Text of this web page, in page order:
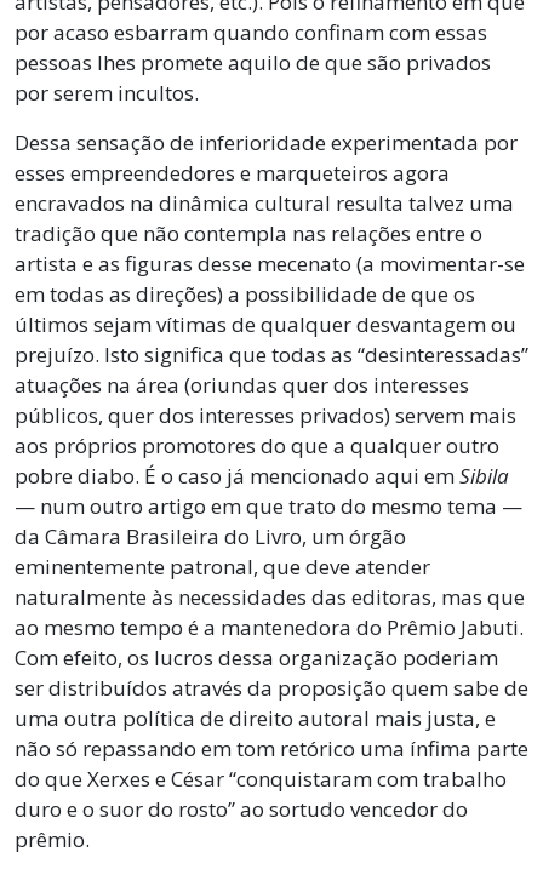
por acaso esbarram quando confinam com essas
pessoas lhes promete aquilo de que são privados
por serem incultos.
Dessa sensação de inferioridade experimentada por
esses empreendedores e marqueteiros agora
encravados na dinâmica cultural resulta talvez uma
tradição que não contempla nas relações entre o
artista e as figuras desse mecenato (a movimentar-se
em todas as direções) a possibilidade de que os
últimos sejam vítimas de qualquer desvantagem ou
prejuízo. Isto significa que todas as “desinteressadas”
atuações na área (oriundas quer dos interesses
públicos, quer dos interesses privados) servem mais
aos próprios promotores do que a qualquer outro
pobre diabo. É o caso já mencionado aqui emSibila
— num outro artigo em que trato do mesmo tema —
da Câmara Brasileira do Livro, um órgão
eminentemente patronal, que deve atender
naturalmente às necessidades das editoras, mas que
ao mesmo tempo é a mantenedora do Prêmio Jabuti.
Com efeito, os lucros dessa organização poderiam
ser distribuídos através da proposição quem sabe de
uma outra política de direito autoral mais justa, e
não só repassando em tom retórico uma ínfima parte
do que Xerxes e César “conquistaram com trabalho
duro e o suor do rosto” ao sortudo vencedor do
prêmio.